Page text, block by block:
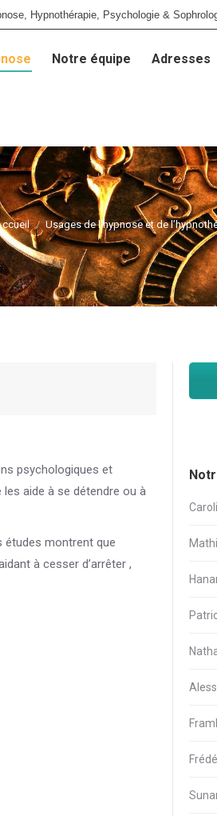
Hypnothérapie, Psychologie &
Notre équipe Adresses
Usages de l’hypnose et de
psychologiques et
aide à se détendre ou à
études montrent que
à cesser d’arrêter ,
Notre équipe Adresses